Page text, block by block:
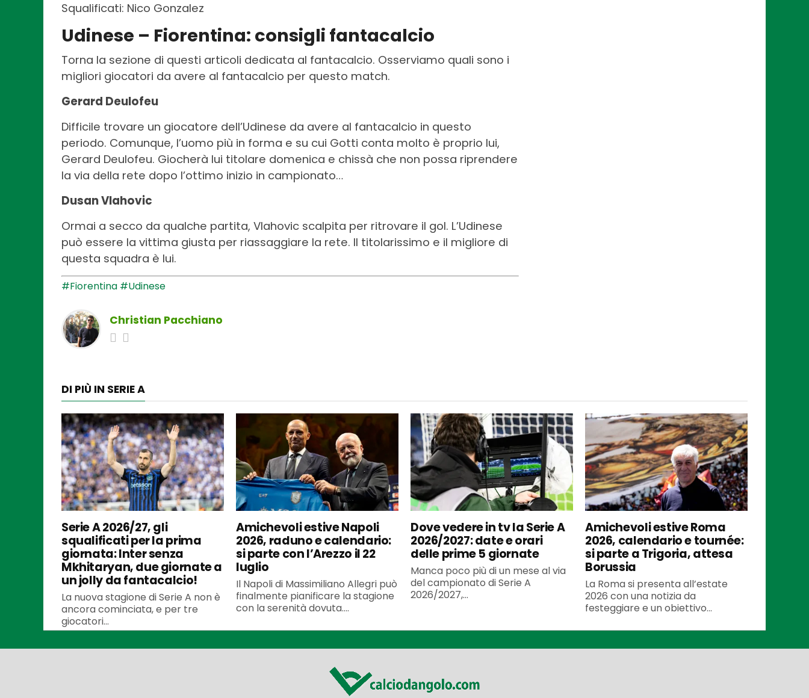
Squalificati: Nico Gonzalez
Udinese – Fiorentina: consigli fantacalcio
Torna la sezione di questi articoli dedicata al fantacalcio. Osserviamo quali sono i
migliori giocatori da avere al fantacalcio per questo match.
Gerard Deulofeu
Difficile trovare un giocatore dell’Udinese da avere al fantacalcio in questo
periodo. Comunque, l’uomo più in forma e su cui Gotti conta molto è proprio lui,
Gerard Deulofeu. Giocherà lui titolare domenica e chissà che non possa riprendere
la via della rete dopo l’ottimo inizio in campionato…
Dusan Vlahovic
Ormai a secco da qualche partita, Vlahovic scalpita per ritrovare il gol. L’Udinese
può essere la vittima giusta per riassaggiare la rete. Il titolarissimo e il migliore di
questa squadra è lui.
#Fiorentina #Udinese
Christian Pacchiano
DI PIÙ IN SERIE A
Serie A 2026/27, gli
squalificati per la prima
giornata: Inter senza
Mkhitaryan, due giornate a
un jolly da fantacalcio!
La nuova stagione di Serie A non è
ancora cominciata, e per tre
giocatori...
Amichevoli estive Napoli
2026, raduno e calendario:
si parte con l’Arezzo il 22
luglio
Il Napoli di Massimiliano Allegri può
finalmente pianificare la stagione
con la serenità dovuta....
Dove vedere in tv la Serie A
2026/2027: date e orari
delle prime 5 giornate
Manca poco più di un mese al via
del campionato di Serie A
2026/2027,...
Amichevoli estive Roma
2026, calendario e tournée:
si parte a Trigoria, attesa
Borussia
La Roma si presenta all’estate
2026 con una notizia da
festeggiare e un obiettivo...